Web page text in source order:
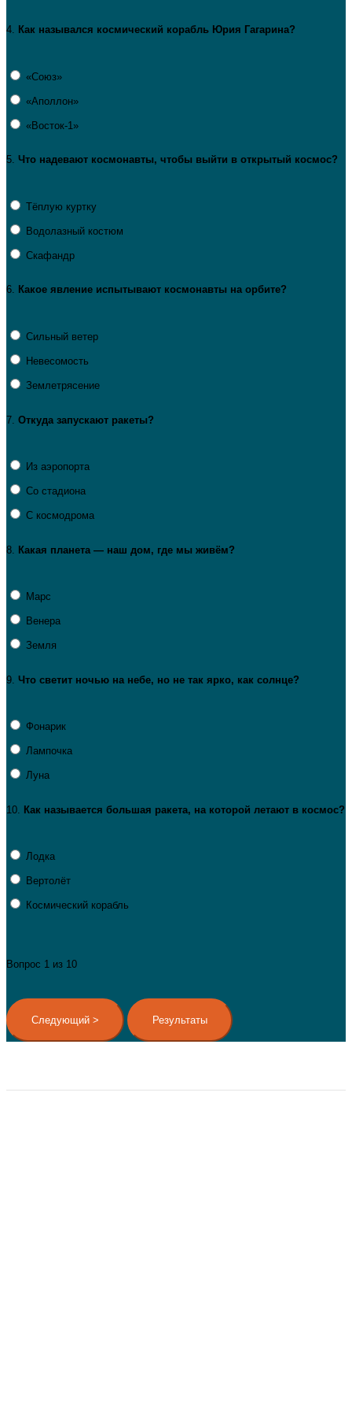
4. Как назывался космический корабль Юрия Гагарина?
«Союз»
«Аполлон»
«Восток‑1»
5. Что надевают космонавты, чтобы выйти в открытый космос?
Тёплую куртку
Водолазный костюм
Скафандр
6. Какое явление испытывают космонавты наорбите?
Сильный ветер
Невесомость
Землетрясение
7. Откуда запускают ракеты?
Из аэропорта
Со стадиона
С космодрома
8. Какая планета — наш дом, где мы живём?
Марс
Венера
Земля
9. Что светит ночью на небе, но не так ярко, как солнце?
Фонарик
Лампочка
Луна
10. Как называется большая ракета, на которой летают в космос?
Лодка
Вертолёт
Космический корабль
Вопрос 1 из 10